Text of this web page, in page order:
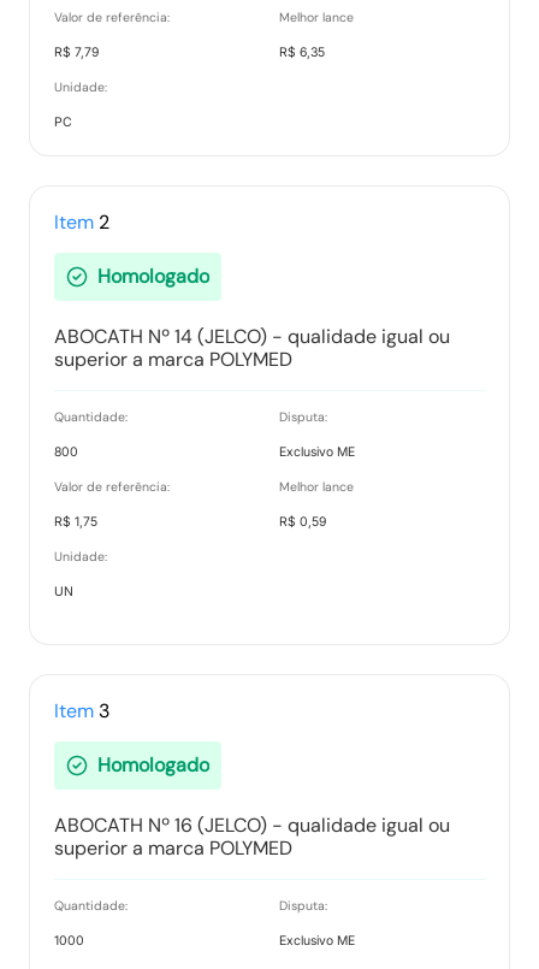
Termo de Homologação
Tipo:
Vencedores
Tipo:Documento
Ranking nos Itens
Recurso item 0053 - EQUIMED EQUIPAMENTOS
MEDICOS HOSPITALARES LTDA
Contrarrazão do item 0053 - CACTOS
DISTRIBUIDORA DE MEDICAMENTOS E MATERIAIS
Documento Anexo
Julgamento do item 0114
Tipo:Documento Anexo
Valor de referência:
R$ 7,79
Melhor lance
R$ 6,35
Unidade:
PC
Item 2
Homologado
ABOCATH Nº 14 (JELCO) - qualidade igual ou
superior a marca POLYMED
Quantidade:
800
Disputa:
Exclusivo ME
Valor de referência:
R$ 1,75
Melhor lance
R$ 0,59
Unidade:
UN
Item 3
Homologado
ABOCATH Nº 16 (JELCO) - qualidade igual ou
superior a marca POLYMED
Quantidade:
1000
Disputa:
Exclusivo ME